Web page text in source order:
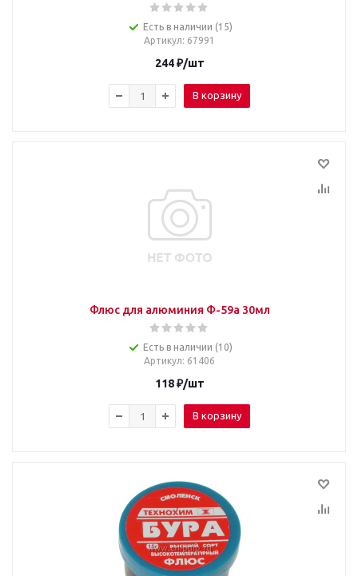
Есть в наличии (15)
Артикул: 67991
244₽/шт
В корзину
Флюс для алюминия Ф-59а 30мл
Есть в наличии (10)
Артикул: 61406
118₽/шт
В корзину